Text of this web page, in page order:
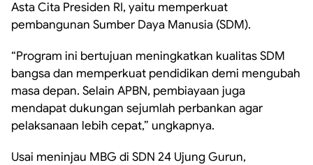
Asta Cita Presiden RI, yaitu memperkuat
pembangunan Sumber Daya Manusia (SDM).
“Program ini bertujuan meningkatkan kualitas SDM
bangsa dan memperkuat pendidikan demi mengubah
masa depan. Selain APBN, pembiayaan juga
mendapat dukungan sejumlah perbankan agar
pelaksanaan lebih cepat,” ungkapnya.
Usai meninjau MBG di SDN 24 Ujung Gurun,